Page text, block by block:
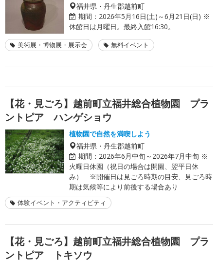
福井県・丹生郡越前町
期間： 2026年5月16日(土)～6月21日(日) ※
休館日は月曜日。最終入館16:30。
美術展・博物展・展示会 無料イベント
【花・見ごろ】越前町立福井総合植物園 プラ
ントピア ハンゲショウ
植物園で自然を満喫しよう
福井県・丹生郡越前町
期間： 2026年6月中旬～2026年7月中旬 ※
火曜日休園（祝日の場合は開園、翌平日休
み） ※開催日は見ごろ時期の目安、見ごろ時
期は気候等により前後する場合あり
体験イベント・アクティビティ
【花・見ごろ】越前町立福井総合植物園 プラ
ントピア トキソウ